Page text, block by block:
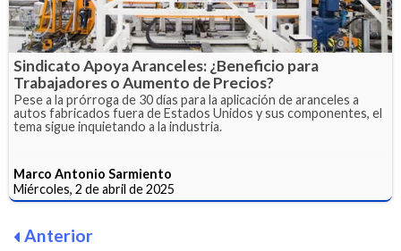
Sindicato Apoya Aranceles: ¿Beneficio para
Trabajadores o Aumento de Precios?
Pese a la prórroga de 30 días para la aplicación de aranceles a
autos fabricados fuera de Estados Unidos y sus componentes, el
tema sigue inquietando a la industria.
Marco Antonio Sarmiento
Miércoles, 2 de abril de 2025
Anterior